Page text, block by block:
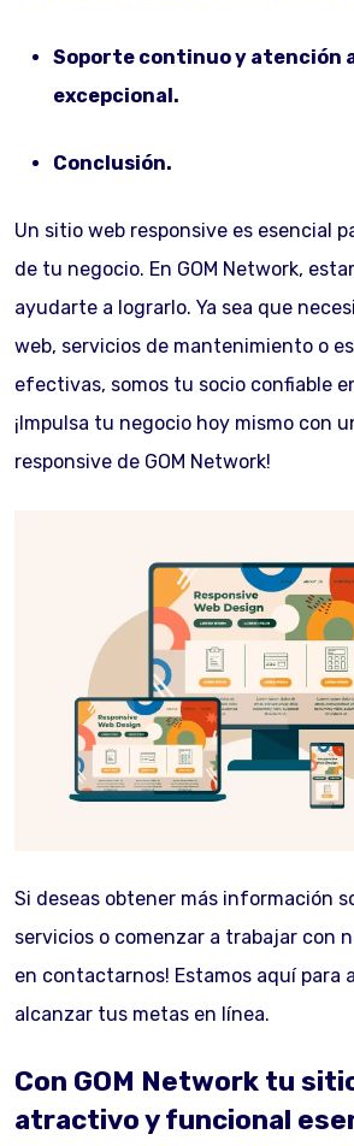
Soporte continuo y atención
excepcional.
Conclusión.
Un sitio web responsive es esencial
de tu negocio. En GOM Network,
ayudarte a lograrlo. Ya sea que
web, servicios de mantenimiento o
efectivas, somos tu socio confiable
¡Impulsa tu negocio hoy mismo con
responsive de GOM Network!
Si deseas obtener más información
servicios o comenzar a trabajar con
en contactarnos! Estamos aquí para
alcanzar tus metas en línea.
Con GOM Network tu
atractivo y funcional